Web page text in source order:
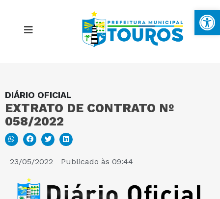
DIÁRIO OFICIAL
EXTRATO DE CONTRATO Nº
058/2022
23/05/2022 Publicado às 09:44
MAPA DO SITE
PORTAL DA TRANSPARÊNCIA
E-SIC
PERGUNTAS FREQUENTES